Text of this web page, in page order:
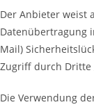
Der Anbieter weist
Datenübertragung
Mail)
Zugriff durch Dritte
Die Verwendung